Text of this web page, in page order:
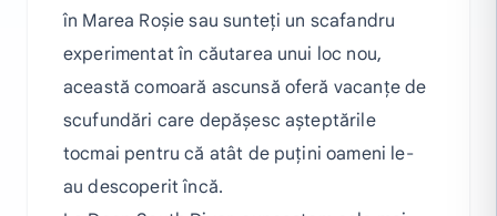
în Marea Roșie sau sunteți un scafandru
experimentat în căutarea unui loc nou,
această comoară ascunsă oferă vacanțe de
scufundări care depășesc așteptările
tocmai pentru că atât de puțini oameni le-
au descoperit încă.